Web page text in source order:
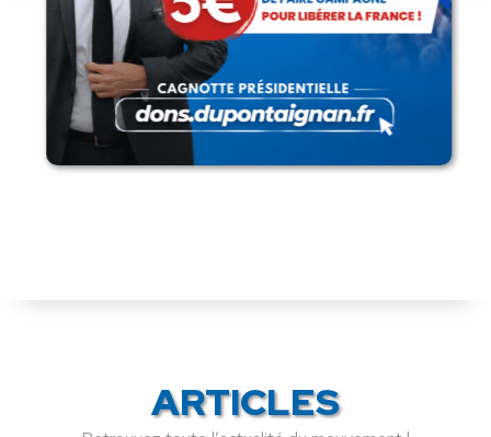
ARTICLES